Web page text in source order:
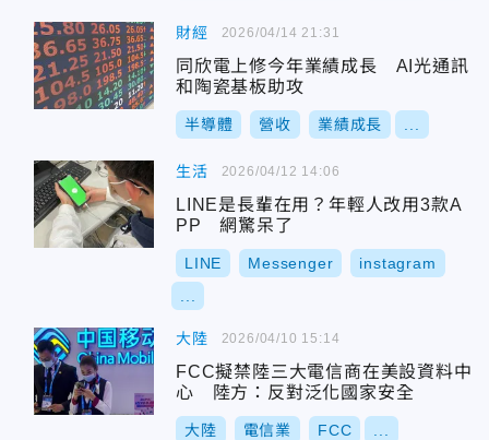
財經
同欣電上修今年業績成長 AI光通訊
和陶瓷基板助攻
半導體 營收 業績成長
2026/04/14 21:31
生活
LINE是長輩在用？年輕人改用3款A
PP 網驚呆了
LINE Messenger instagram
2026/04/12 14:06
大陸
FCC擬禁陸三大電信商在美設資料中
心 陸方：反對泛化國家安全
大陸 電信業 FCC
2026/04/10 15:14